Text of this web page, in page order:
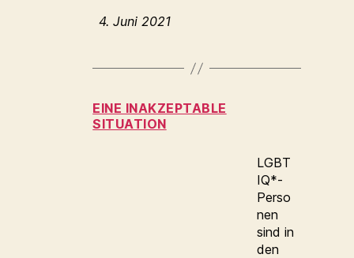
4. Juni 2021
EINE INAKZEPTABLE
SITUATION
LGBT
IQ*-
Perso
nen
sind in
den